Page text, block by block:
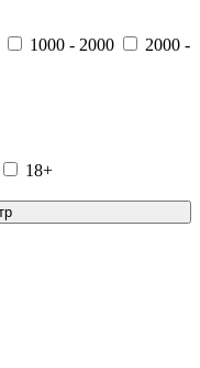
1000 - 2000
2000 -
18+